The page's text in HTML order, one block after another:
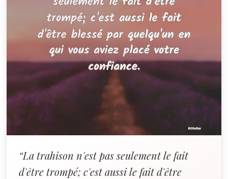
“La trahison n'est pas seulement le fait
d'être trompé; c'est aussi le fait d'être